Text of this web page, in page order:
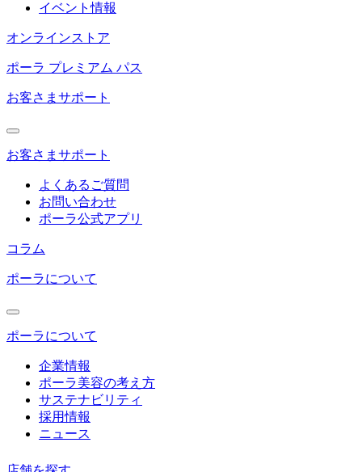
イベント情報
オンラインストア
ポーラ プレミアム パス
お客さまサポート
お客さまサポート
よくあるご質問
お問い合わせ
ポーラ公式アプリ
コラム
ポーラについて
ポーラについて
企業情報
ポーラ美容の考え方
サステナビリティ
採用情報
ニュース